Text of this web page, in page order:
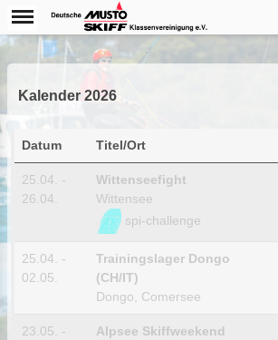
Kalender 2026
Datum Titel/Ort
25.04. -
26.04.
Wittenseefight
Wittensee
spi-challenge
25.04. -
02.05.
Trainingslager Dongo
(CH/IT)
Dongo, Comersee
23.05. -
Alpsee Skiffweekend